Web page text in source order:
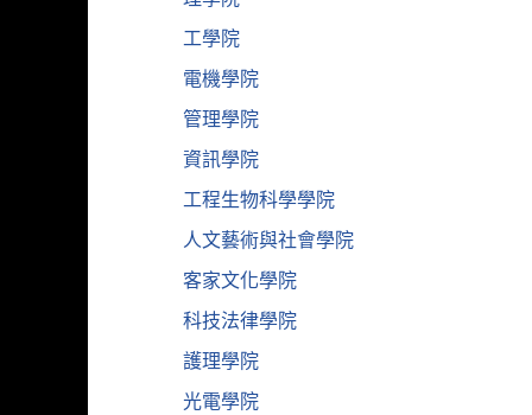
工學院
電機學院
管理學院
資訊學院
工程生物科學學院
人文藝術與社會學院
客家文化學院
科技法律學院
護理學院
光電學院